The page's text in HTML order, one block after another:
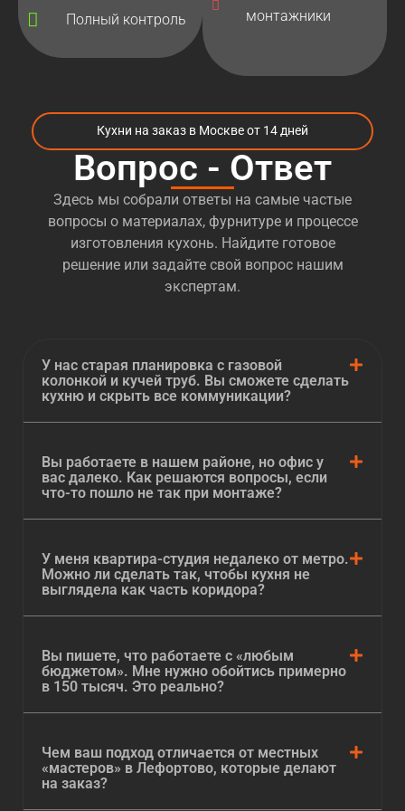
рынка производителей кухонь с 2010 года. На
протяжении последних 13 лет
производственная компания «Кухни НАзаказ» по
удовлетворяющие все потребности их
потенциальных владельцев. В течение столь
значительного времени нам удалось реализовать
множество интересных проектов по
кухонь на заказ из МДФ
Кухни ЛДСП Авиамоторная
В не менее активном режиме наша компания
стружечной плиты). У специалистов компании
«Кухни НАзаказ» довольно много оригинальных
идей, которыми они с огромным удовольствием
этих идей становится им доступной. Помимо этого,
мы в обязательном порядке тестируем
ламинированную древесно-стружечную плиту в
условиях конкретного клиента. Если данный
«Кухни НАзаказ» всегда предложит ему
альтернативу.
Кухни из массива Авиамоторная
В частности, альтернативой может стать массив
дерева. Приизготовлении кухни из массива на
заказ м. Авиамоторнаякомпания «Кухни
НАзаказ» берёт во внимание только пожелания
обустройствукухни из массива. Впрочем, у
компании «Кухни НАзаказ» нет абсолютно
Полный контроль
монтажники
Кухни на заказ в Москве от 14 дней
Вопрос - Ответ
Здесь мы собрали ответы на самые частые
вопросы о материалах, фурнитуре и процессе
изготовления кухонь. Найдите готовое
решение или задайте свой вопрос нашим
экспертам.
У нас старая планировка с газовой
колонкой и кучей труб. Вы сможете сделать
кухню и скрыть все коммуникации?
Вы работаете в нашем районе, но офис у
вас далеко. Как решаются вопросы, если
что-то пошло не так при монтаже?
У меня квартира-студия недалеко от метро.
Можно ли сделать так, чтобы кухня не
выглядела как часть коридора?
Вы пишете, что работаете с «любым
бюджетом». Мне нужно обойтись примерно
в 150 тысяч. Это реально?
Чем ваш подход отличается от местных
«мастеров» в Лефортово, которые делают
на заказ?